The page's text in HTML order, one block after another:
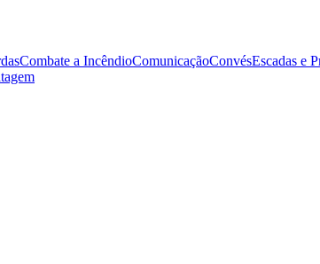
Combate a IncêndioComunicaçãoConvésEscadas e